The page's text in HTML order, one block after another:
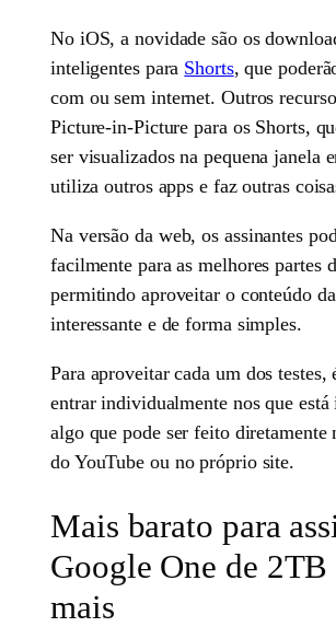
No iOS, a novidade são os
inteligentes para Shorts, que
com ou sem internet. Outros
Picture-in-Picture para os Shorts,
ser visualizados na pequena janela
utiliza outros apps e faz outras
Na versão da web, os assinantes
facilmente para as melhores partes
permitindo aproveitar o conteúdo
interessante e de forma simples.
Para aproveitar cada um dos testes,
entrar individualmente nos que está
algo que pode ser feito diretamente
do YouTube ou no próprio site.
Mais barato para
Google One de 2TB
mais